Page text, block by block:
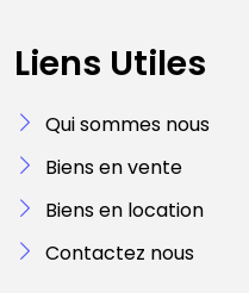
Liens Utiles
Qui sommes nous
Biens en vente
Biens en location
Contactez nous